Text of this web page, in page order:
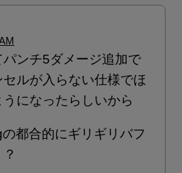
ンチ5ダメージ追加で
ルが入らない仕様でほ
になったらしいから
都合的にギリギリバフ